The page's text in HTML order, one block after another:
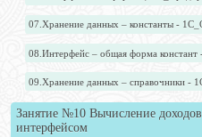
07.Хранение данных – константы -
08.Интерфейс – общая форма констант
09.Хранение данных – справочники -
Занятие №10 Вычисление
интерфейсом